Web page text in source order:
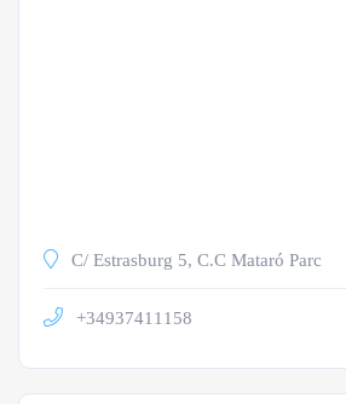
C/ Estrasburg 5, C.C Mataró Parc
+34937411158